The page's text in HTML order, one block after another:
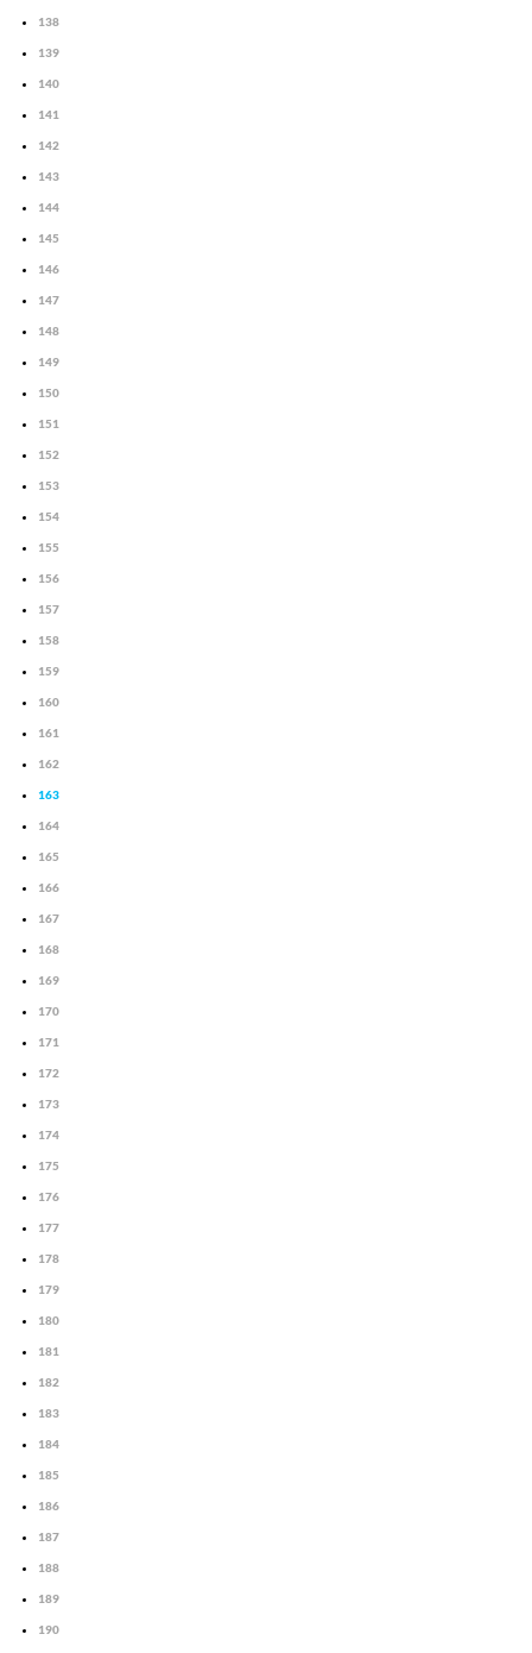
138
139
140
141
142
143
144
145
146
147
148
149
150
151
152
153
154
155
156
157
158
159
160
161
162
163
164
165
166
167
168
169
170
171
172
173
174
175
176
177
178
179
180
181
182
183
184
185
186
187
188
189
190